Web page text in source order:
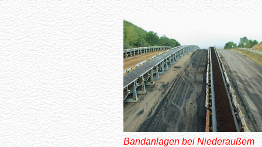
Bandanlagen bei Niederaußem